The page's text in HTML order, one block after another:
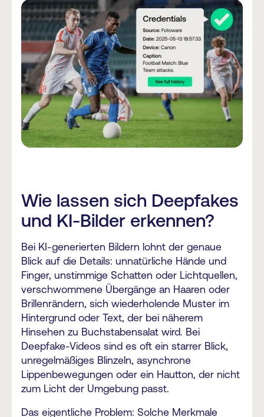
Wie lassen sich Deepfakes
und KI-Bilder erkennen?
Bei KI-generierten Bildern lohnt der genaue
Blick auf die Details: unnatürliche Hände und
Finger, unstimmige Schatten oder Lichtquellen,
verschwommene Übergänge an Haaren oder
Brillenrändern, sich wiederholende Muster im
Hintergrund oder Text, der bei näherem
Hinsehen zu Buchstabensalat wird. Bei
Deepfake-Videos sind es oft ein starrer Blick,
unregelmäßiges Blinzeln, asynchrone
Lippenbewegungen oder ein Hautton, der nicht
zum Licht der Umgebung passt.
Das eigentliche Problem: Solche Merkmale